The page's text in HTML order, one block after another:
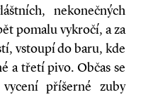
nekonečných
pomalu vykročí, a za
vstoupí do baru, kde
a třetí pivo. Občas se
příšerné zuby